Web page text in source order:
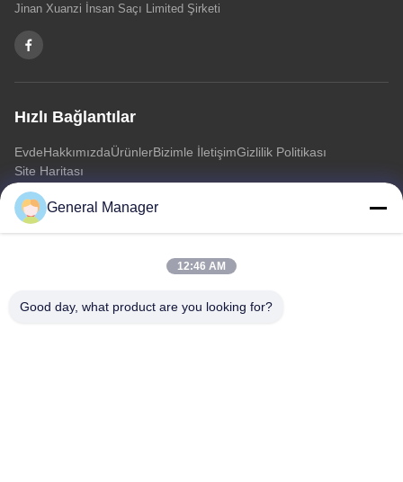
Jinan Xuanzi İnsan Saçı Limited Şirketi
Hızlı Bağlantılar
EvdeHakkımızdaÜrünlerBizimle İletişimGizlilik Politikası
Site Haritası
Bizimle İletişim
Adres: Xingfu Yolu Licheng Bölgesi Jinan Şehri, Shandong
General Manager
12:46 AM
Good day, what product are you looking for?